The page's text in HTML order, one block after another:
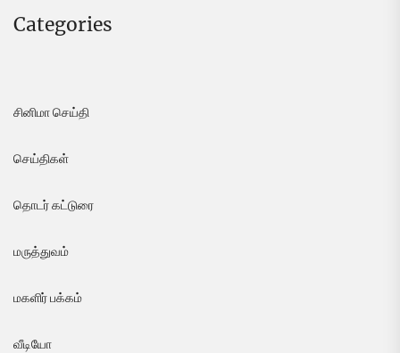
Categories
சினிமா செய்தி
செய்திகள்
தொடர் கட்டுரை
மருத்துவம்
மகளிர் பக்கம்
வீடியோ